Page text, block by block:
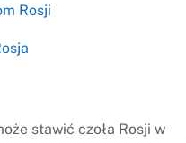
Rosji
stawić czoła Rosji w